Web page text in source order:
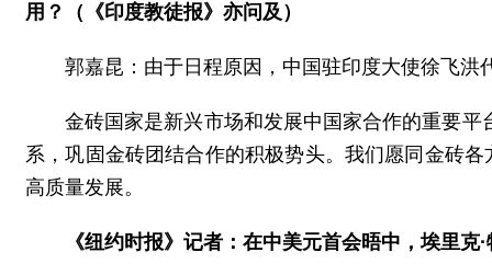
用？（《印度教徒报》亦问及）
郭嘉昆：由于日程原因，中国驻印度大使徐飞
金砖国家是新兴市场和发展中国家合作的重要
系，巩固金砖团结合作的积极势头。我们愿同金砖
高质量发展。
《纽约时报》记者：在中美元首会晤中，埃里克